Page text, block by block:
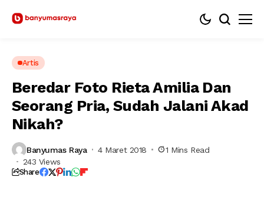
Artis
Beredar Foto Rieta Amilia Dan
Seorang Pria, Sudah Jalani Akad
Nikah?
Banyumas Raya 4 Maret 2018
1 Mins Read
243 Views
Share